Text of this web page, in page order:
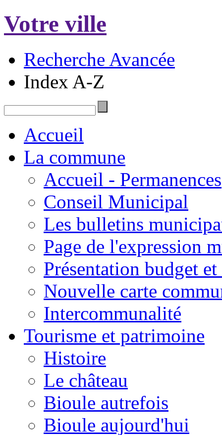
Votre ville
Recherche Avancée
Index A-Z
Accueil
La commune
Accueil - Permanences
Conseil Municipal
Les bulletins
Page de l'expression
Présentation budget
Nouvelle carte
Intercommunalité
Tourisme et patrimoine
Histoire
Le château
Bioule autrefois
Bioule aujourd'hui